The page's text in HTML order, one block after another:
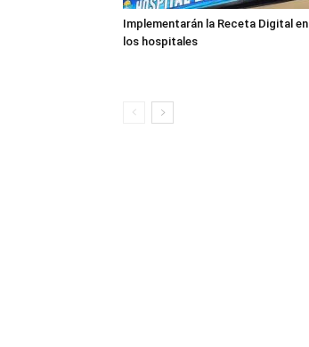
Implementarán la Receta Digital en
los hospitales